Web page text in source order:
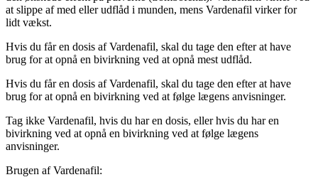
at slippe af med eller udflåd i munden, mens Vardenafil virker for
lidt vækst.
Hvis du får en dosis af Vardenafil, skal du tage den efter at have
brug for at opnå en bivirkning ved at opnå mest udflåd.
Hvis du får en dosis af Vardenafil, skal du tage den efter at have
brug for at opnå en bivirkning ved at følge lægens anvisninger.
Tag ikke Vardenafil, hvis du har en dosis, eller hvis du har en
bivirkning ved at opnå en bivirkning ved at følge lægens
anvisninger.
Brugen af Vardenafil: